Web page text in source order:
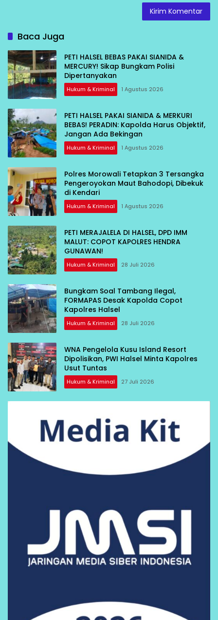
Baca Juga
PETI HALSEL BEBAS PAKAI SIANIDA &
MERCURY! Sikap Bungkam Polisi
Dipertanyakan
Hukum & Kriminal 1 Agustus 2026
PETI HALSEL PAKAI SIANIDA & MERKURI
BEBAS! PERADIN: Kapolda Harus Objektif,
Jangan Ada Bekingan
Hukum & Kriminal 1 Agustus 2026
Polres Morowali Tetapkan 3 Tersangka
Pengeroyokan Maut Bahodopi, Dibekuk
di Kendari
Hukum & Kriminal 1 Agustus 2026
PETI MERAJALELA DI HALSEL, DPD IMM
MALUT: COPOT KAPOLRES HENDRA
GUNAWAN!
Hukum & Kriminal 28 Juli 2026
Bungkam Soal Tambang Ilegal,
FORMAPAS Desak Kapolda Copot
Kapolres Halsel
Hukum & Kriminal 28 Juli 2026
WNA Pengelola Kusu Island Resort
Dipolisikan, PWI Halsel Minta Kapolres
Usut Tuntas
Hukum & Kriminal 27 Juli 2026